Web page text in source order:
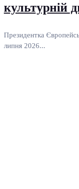
культурній
Президентка
липня 2026...